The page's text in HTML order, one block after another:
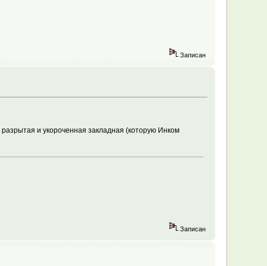
Записан
и укороченная закладная (которую Инком
Записан